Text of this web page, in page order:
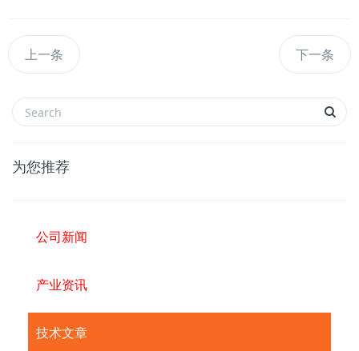
上一条 下一条
为您推荐
公司新闻
产业资讯
技术文章